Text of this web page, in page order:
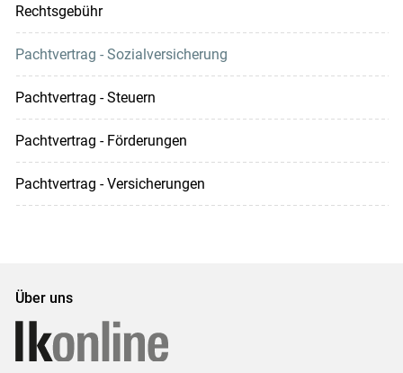
Rechtsgebühr
Pachtvertrag - Sozialversicherung
Pachtvertrag - Steuern
Pachtvertrag - Förderungen
Pachtvertrag - Versicherungen
Über uns